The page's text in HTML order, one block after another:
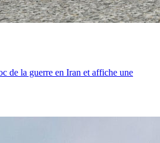
de la guerre en Iran et affiche une